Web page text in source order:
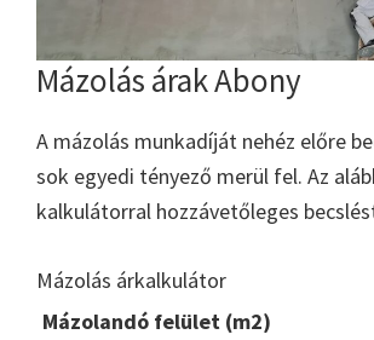
Mázolás árak Abony
A mázolás munkadíját nehéz előre
sok egyedi tényező merül fel. Az
kalkulátorral hozzávetőleges
Mázolás árkalkulátor
Mázolandó felület (m2)